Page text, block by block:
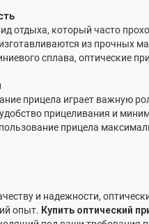
отдыха, который часто
из прочных
сплава, оптические
прицела играет важную
прицеливания и
прицела
и надежности,
опыт. Купить оптический